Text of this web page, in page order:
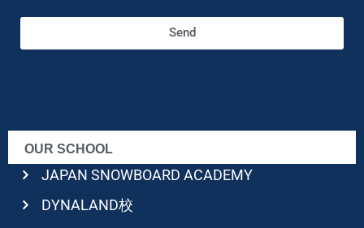
Send
OUR SCHOOL
JAPAN SNOWBOARD ACADEMY
DYNALAND校